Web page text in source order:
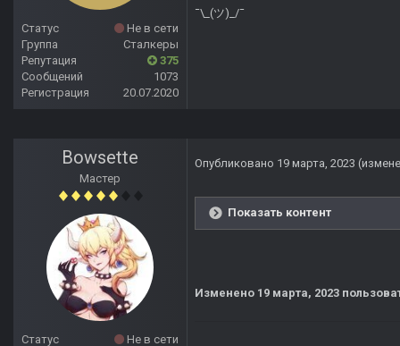
Статус
Не в сети
Группа
Сталкеры
Репутация
375
Сообщений
1073
Регистрация
20.07.2020
¯\_(ツ)_/¯
Bowsette
Мастер
Статус
Не в сети
Опубликовано 19 марта, 2023
Показать контент
Изменено 19 марта, 2023